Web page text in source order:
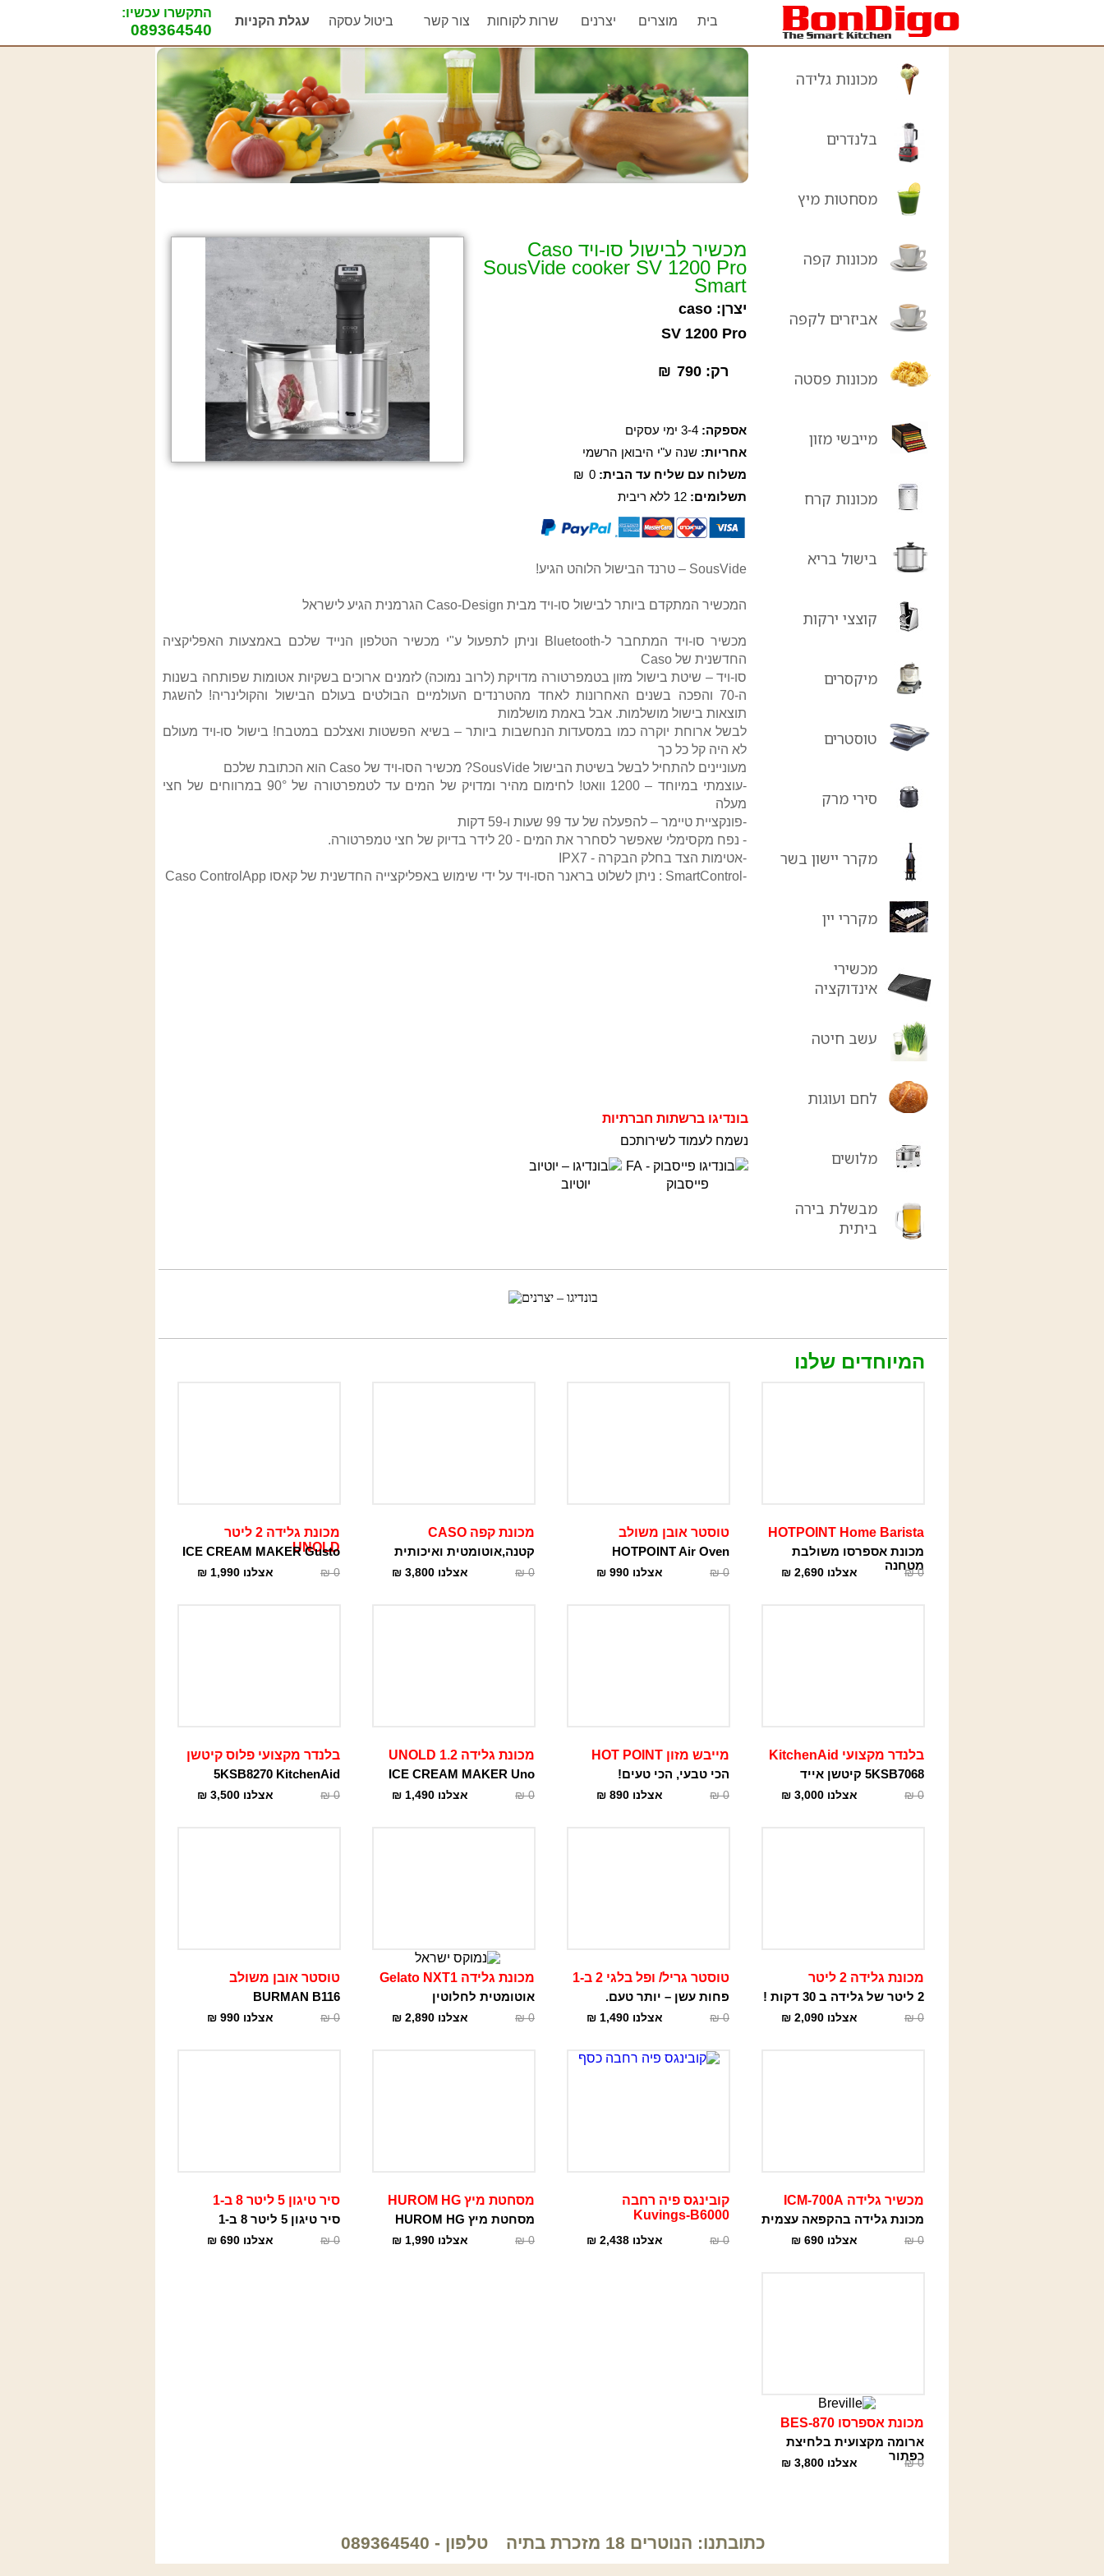
התקשרו עכשיו:
089364540 עגלת הקניות ביטול עסקה צור קשר שרות לקוחות יצרנים מוצרים בית
מכונות גלידה
בלנדרים
מסחטות מיץ
מכונות קפה
אביזרים לקפה
מכונות פסטה
מייבשי מזון
מכונות קרח
בישול בריא
קוצצי ירקות
מיקסרים
טוסטרים
סירי מרק
מקרר יישון בשר
מקררי יין
מכשירי
אינדוקציה
עשב חיטה
לחם ועוגות
מלושים
מבשלת בירה
ביתית
מכשיר לבישול סו-ויד Caso
SousVide cooker SV 1200 Pro
Smart
יצרן: caso
SV 1200 Pro
רק: 790
₪
אספקה: 3-4 ימי עסקים
אחריות: שנה ע"י היבואן הרשמי
משלוח עם שליח עד הבית: 0
₪
תשלומים: 12 ללא ריבית
SousVide – טרנד הבישול הלוהט הגיע!
המכשיר המתקדם ביותר לבישול סו-ויד מבית Caso-Design הגרמנית הגיע לישראל
מכשיר סו-ויד המתחבר ל-Bluetooth וניתן לתפעול ע"י מכשיר הטלפון הנייד שלכם באמצעות האפליקציה
החדשנית של Caso
סו-ויד – שיטת בישול מזון בטמפרטורה מדויקת (לרוב נמוכה) לזמנים ארוכים בשקיות אטומות שפותחה בשנות
ה-70 והפכה בשנים האחרונות לאחד מהטרנדים העולמיים הבולטים בעולם הבישול והקולינריה! להשגת
תוצאות בישול מושלמות. אבל באמת מושלמות
לבשל ארוחת יוקרה כמו במסעדות הנחשבות ביותר – בשיא הפשטות ואצלכם במטבח! בישול סו-ויד מעולם
לא היה קל כל כך
מעוניינים להתחיל לבשל בשיטת הבישול SousVide? מכשיר הסו-ויד של Caso הוא הכתובת שלכם
-עוצמתי במיוחד – 1200 וואט! לחימום מהיר ומדויק של המים עד לטמפרטורה של 90° במרווחים של חצי
מעלה
-פונקציית טיימר – להפעלה של עד 99 שעות ו-59 דקות
- נפח מקסימלי שאפשר לסחרר את המים - 20 לידר בדיוק של חצי טמפרטורה.
-אטימות הצד בחלק הבקרה - IPX7
-SmartControl : ניתן לשלוט בראנר הסו-ויד על ידי שימוש באפליקצייה החדשנית של קאסו Caso ControlApp
בונדיגו ברשתות חברתיות
נשמח לעמוד לשירותכם
פייסבוק יוטיוב
המיוחדים שלנו
HOTPOINT Home Barista
מכונת אספרסו משולבת
מטחנה
0
₪ אצלנו 2,690
₪
טוסטר אובן משולב
HOTPOINT Air Oven
0
₪ אצלנו 990
₪
מכונת קפה CASO
קטנה,אוטומטית ואיכותית
0
₪ אצלנו 3,800
₪
מכונת גלידה 2 ליטר
UNOLD
ICE CREAM MAKER Gusto
0
₪ אצלנו 1,990
₪
בלנדר מקצועי KitchenAid
5KSB7068 קיטשן אייד
0
₪ אצלנו 3,000
₪
מייבש מזון HOT POINT
הכי טבעי, הכי טעים!
0
₪ אצלנו 890
₪
מכונת גלידה 1.2 UNOLD
ICE CREAM MAKER Uno
0
₪ אצלנו 1,490
₪
בלנדר מקצועי פלוס קיטשן
5KSB8270 KitchenAid
0
₪ אצלנו 3,500
₪
מכונת גלידה 2 ליטר
2 ליטר של גלידה ב 30 דקות !
0
₪ אצלנו 2,090
₪
טוסטר גריל/ ופל בלגי 2 ב-1
פחות עשן – יותר טעם.
0
₪ אצלנו 1,490
₪
מכונת גלידה Gelato NXT1
אוטומטית לחלוטין
0
₪ אצלנו 2,890
₪
טוסטר אובן משולב
BURMAN B116
0
₪ אצלנו 990
₪
מכשיר גלידה ICM-700A
מכונת גלידה בהקפאה עצמית
0
₪ אצלנו 690
₪
קובינגס פיה רחבה
Kuvings-B6000
0
₪ אצלנו 2,438
₪
מסחטת מיץ HUROM HG
מסחטת מיץ HUROM HG
0
₪ אצלנו 1,990
₪
סיר טיגון 5 ליטר 8 ב-1
סיר טיגון 5 ליטר 8 ב-1
0
₪ אצלנו 690
₪
מכונת אספרסו BES-870
ארומה מקצועית בלחיצת
כפתור
0
₪ אצלנו 3,800
₪
כתובתנו: הנוטרים 18 מזכרת בתיה טלפון - 089364540